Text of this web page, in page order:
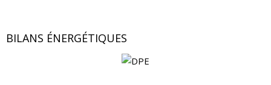
BILANS ÉNERGÉTIQUES